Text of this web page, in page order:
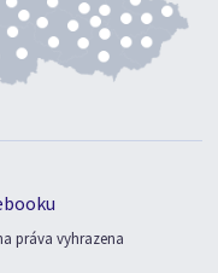
práva vyhrazena